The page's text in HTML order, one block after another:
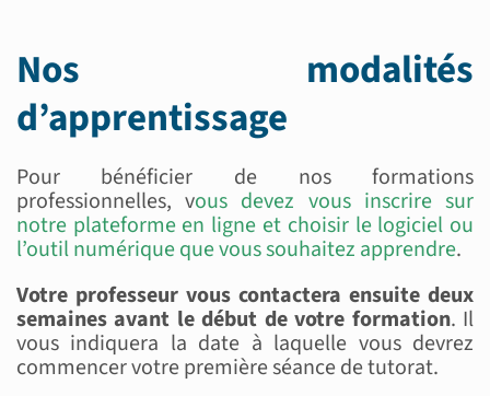
Nos modalités
d’apprentissage
Pour bénéficier de nos formations
professionnelles, vous devez vous inscrire sur
notre plateforme en ligne et choisir le logiciel ou
l’outil numérique que vous souhaitez apprendre.
Votre professeur vous contactera ensuite deux
semaines avant le début de votre formation. Il
vous indiquera la date à laquelle vous devrez
commencer votre première séance de tutorat.